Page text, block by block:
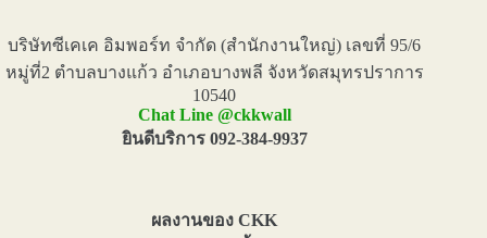
บริษัทซีเคเค อิมพอร์ท จำกัด (สำนักงานใหญ่) เลขที่ 95/6
หมู่ที่2 ตำบลบางแก้ว อำเภอบางพลี จังหวัดสมุทรปราการ
10540
Chat Line @ckkwall
ยินดีบริการ 092-384-9937
ผลงานของ CKK